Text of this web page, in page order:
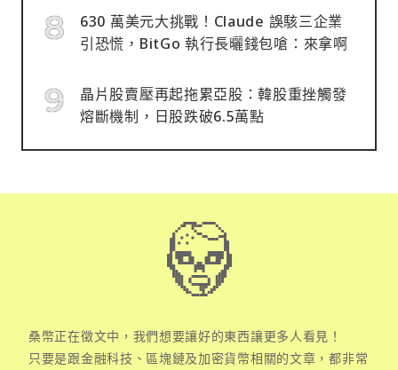
630 萬美元大挑戰！Claude 誤駭三企業
引恐慌，BitGo 執行長曬錢包嗆：來拿啊
晶片股賣壓再起拖累亞股：韓股重挫觸發
熔斷機制，日股跌破6.5萬點
桑幣正在徵文中，我們想要讓好的東西讓更多人看見！
只要是跟金融科技、區塊鏈及加密貨幣相關的文章，都非常